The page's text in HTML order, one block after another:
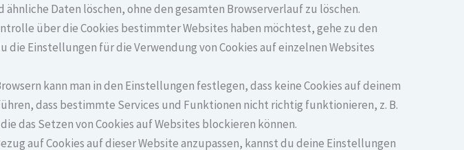
Daten löschen, ohne den gesamten Browserverlauf zu löschen.
über die Cookies bestimmter Websites haben möchtest, gehe zu den
Einstellungen für die Verwendung von Cookies auf einzelnen Websites
kann man in den Einstellungen festlegen, dass keine Cookies auf deinem
dass bestimmte Services und Funktionen nicht richtig funktionieren, z. B.
das Setzen von Cookies auf Websites blockieren können.
auf Cookies auf dieser Website anzupassen, kannst du deine Einstellungen